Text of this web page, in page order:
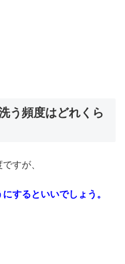
う頻度はどれくら
すが、
するといいでしょう。